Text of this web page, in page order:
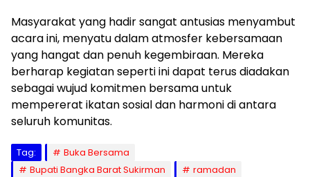
Masyarakat yang hadir sangat antusias menyambut
acara ini, menyatu dalam atmosfer kebersamaan
yang hangat dan penuh kegembiraan. Mereka
berharap kegiatan seperti ini dapat terus diadakan
sebagai wujud komitmen bersama untuk
mempererat ikatan sosial dan harmoni di antara
seluruh komunitas.
Tag:
Buka Bersama
Bupati Bangka Barat Sukirman
ramadan